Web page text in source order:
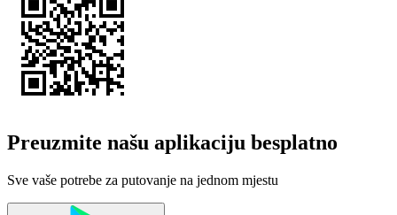
Preuzmite našu aplikaciju besplatno
Sve vaše potrebe za putovanje na jednom mjestu